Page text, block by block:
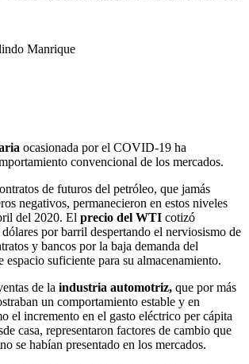
Manrique
ocasionada por el COVID-19 ha
convencional de los mercados.
de futuros del petróleo, que jamás
negativos, permanecieron en estos niveles
del 2020. El precio del WTI cotizó
por barril despertando el nerviosismo de
y bancos por la baja demanda del
espacio suficiente para su almacenamiento.
de la industria automotriz, que por más
un comportamiento estable y en
el incremento en el gasto eléctrico per cápita
casa, representaron factores de cambio que
se habían presentado en los mercados.